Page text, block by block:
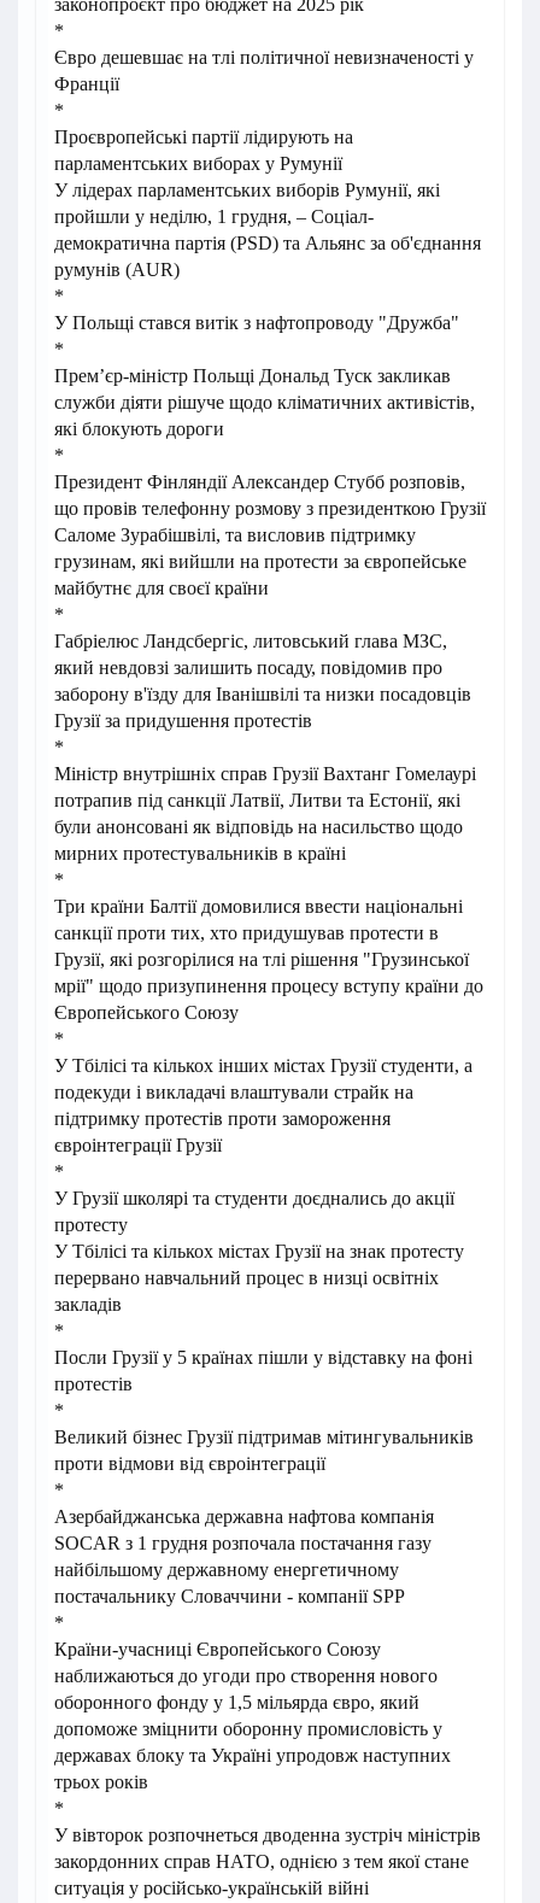
законопроєкт про бюджет на 2025 рік
*
Євро дешевшає на тлі політичної невизначеності у
Франції
*
Проєвропейські партії лідирують на
парламентських виборах у Румунії
У лідерах парламентських виборів Румунії, які
пройшли у неділю, 1 грудня, – Соціал-
демократична партія (PSD) та Альянс за об'єднання
румунів (AUR)
*
У Польщі стався витік з нафтопроводу "Дружба"
*
Прем’єр-міністр Польщі Дональд Туск закликав
служби діяти рішуче щодо кліматичних активістів,
які блокують дороги
*
Президент Фінляндії Александер Стубб розповів,
що провів телефонну розмову з президенткою Грузії
Саломе Зурабішвілі, та висловив підтримку
грузинам, які вийшли на протести за європейське
майбутнє для своєї країни
*
Габріелюс Ландсбергіс, литовський глава МЗС,
який невдовзі залишить посаду, повідомив про
заборону в'їзду для Іванішвілі та низки посадовців
Грузії за придушення протестів
*
Міністр внутрішніх справ Грузії Вахтанг Гомелаурі
потрапив під санкції Латвії, Литви та Естонії, які
були анонсовані як відповідь на насильство щодо
мирних протестувальників в країні
*
Три країни Балтії домовилися ввести національні
санкції проти тих, хто придушував протести в
Грузії, які розгорілися на тлі рішення "Грузинської
мрії" щодо призупинення процесу вступу країни до
Європейського Союзу
*
У Тбілісі та кількох інших містах Грузії студенти, а
подекуди і викладачі влаштували страйк на
підтримку протестів проти замороження
євроінтеграції Грузії
*
У Грузії школярі та студенти доєднались до акції
протесту
У Тбілісі та кількох містах Грузії на знак протесту
перервано навчальний процес в низці освітніх
закладів
*
Посли Грузії у 5 країнах пішли у відставку на фоні
протестів
*
Великий бізнес Грузії підтримав мітингувальників
проти відмови від євроінтеграції
*
Азербайджанська державна нафтова компанія
SOCAR з 1 грудня розпочала постачання газу
найбільшому державному енергетичному
постачальнику Словаччини - компанії SPP
*
Країни-учасниці Європейського Союзу
наближаються до угоди про створення нового
оборонного фонду у 1,5 мільярда євро, який
допоможе зміцнити оборонну промисловість у
державах блоку та Україні упродовж наступних
трьох років
*
У вівторок розпочнеться дводенна зустріч міністрів
закордонних справ НАТО, однією з тем якої стане
ситуація у російсько-українській війні